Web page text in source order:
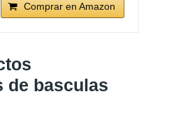
Comprar en Amazon
de basculas